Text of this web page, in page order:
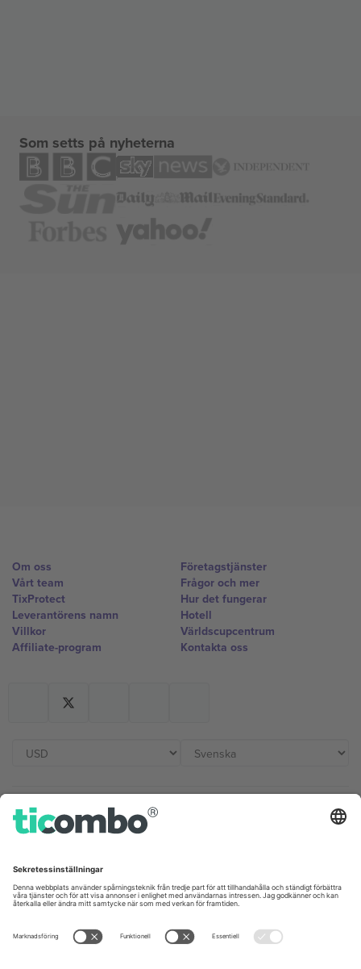
Som setts på nyheterna
Om oss
Vårt team
TixProtect
Leverantörens namn
Villkor
Affiliate-program
Företagstjänster
Frågor och mer
Hur det fungerar
Hotell
Världscupcentrum
Kontakta oss
Kontor och support
Unter den Linden 24, 10117
Berlin, Germany
London, EC1V 1AW, United
Kingdom
United States
Switzerland